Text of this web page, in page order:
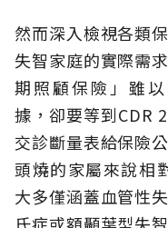
然而深入檢視各類
失智家庭的實際需
期照顧保險」雖
據，卻要等到CDR
交診斷量表給保險
頭燒的家屬來說相
大多僅涵蓋血管性
氏症或額顳葉型失